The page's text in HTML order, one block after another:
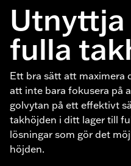
fulla
Ett bra sätt att maximera
att inte bara fokusera på
golvytan på ett effektivt
takhöjden i ditt lager till
lösningar som gör det
höjden.